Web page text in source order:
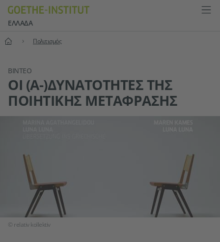
ΕΛΛΆΔΑ
Αρχική
Πολιτισμός
ΒΙΝΤΕΟ
ΟΙ (Α-)ΔΥΝΑΤΌΤΗΤΕΣ ΤΗΣ
ΠΟΙΗΤΙΚΉΣ ΜΕΤΆΦΡΑΣΗΣ
© relativ kollektiv